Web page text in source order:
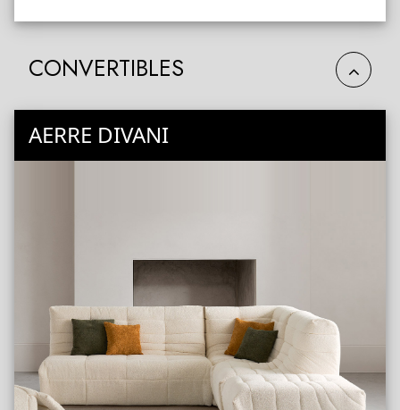
CONVERTIBLES
AERRE DIVANI